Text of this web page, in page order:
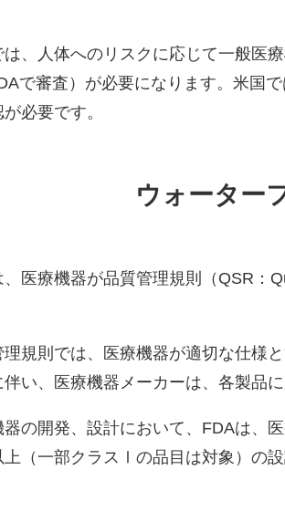
は、人体へのリスクに応じて一般医
で審査）が必要になります。米国
必要です。
ウォーター
、医療機器が品質管理規則（QSR：
理規則では、医療機器が適切な仕様
伴い、医療機器メーカーは、各製品
器の開発、設計において、FDAは、
（一部クラスⅠの品目は対象）の設